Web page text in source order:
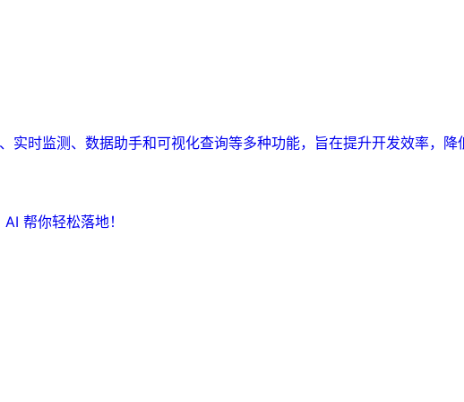
时监测、数据助手和可视化查询等多种功能，旨在提升开发效率，降
帮你轻松落地！